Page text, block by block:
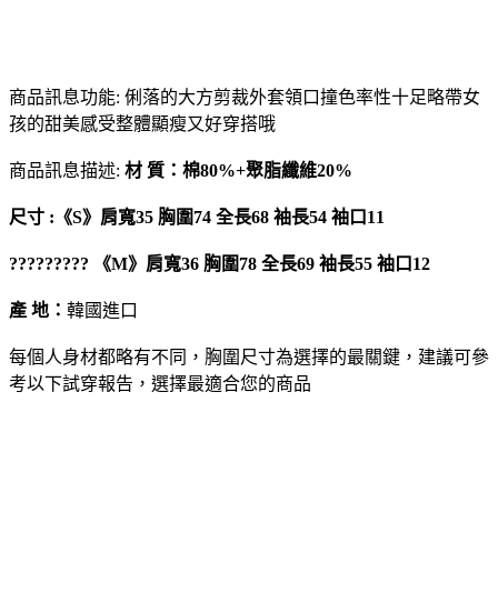
商品訊息功能: 俐落的大方剪裁外套領口撞色率性十足略帶女
孩的甜美感受整體顯瘦又好穿搭哦
商品訊息描述: 材 質：棉80%+聚脂纖維20%
尺寸 :《S》肩寬35 胸圍74 全長68 袖長54 袖口11
????????? 《M》肩寬36 胸圍78 全長69 袖長55 袖口12
產 地： 韓國進口
每個人身材都略有不同，胸圍尺寸為選擇的最關鍵，建議可參
考以下試穿報告，選擇最適合您的商品